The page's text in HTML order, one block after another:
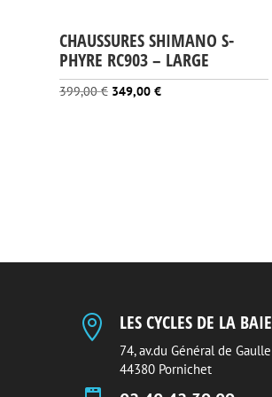
CHAUSSURES SHIMANO S-
PHYRE RC903 – LARGE
399,00€ Le
349,00 €Le
 LES CYCLES DE LA BAIE
74, av.du Général de Gaulle
44380 Pornichet